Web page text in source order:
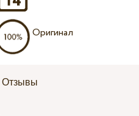
Оригинал
Отзывы